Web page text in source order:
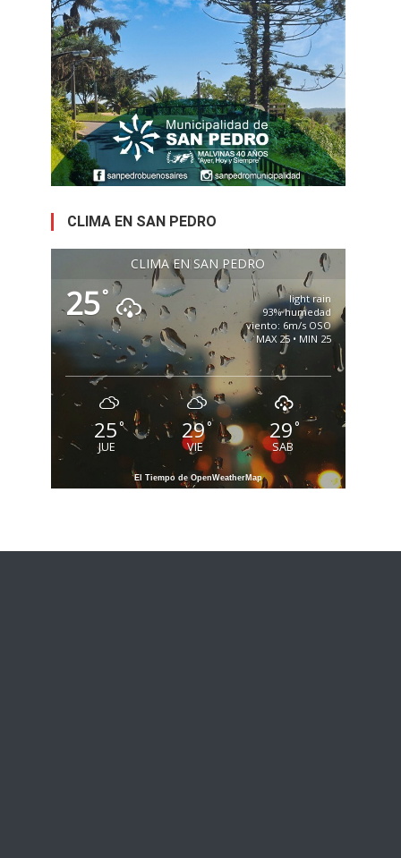
CLIMA EN SAN PEDRO
CLIMA EN SAN PEDRO
25°
light rain
93% humedad
viento: 6m/s OSO
MAX 25 • MIN 25
25°
JUE
29°
VIE
29°
SAB
El Tiempo de OpenWeatherMap